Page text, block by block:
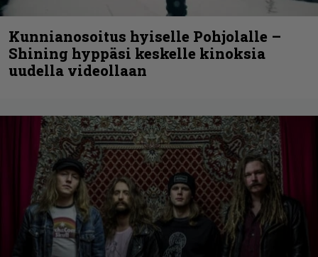
Kunnianosoitus hyiselle Pohjolalle –
Shining hyppäsi keskelle kinoksia
uudella videollaan